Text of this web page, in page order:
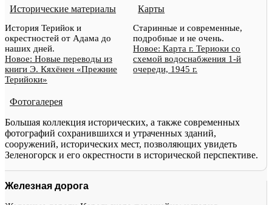
Исторические материалы
История Терийок и
окрестностей от Адама до
наших дней.
Новое: Новые переводы из
книги Э. Кяхёнен «Прежние
Терийоки»
Карты
Старинные и современные,
подробные и не очень.
Новое: Карта г. Териоки со
схемой водоснабжения 1-й
очереди, 1945 г.
Фотогалерея
Большая коллекция исторических, а также современных
фотографий сохранившихся и утраченных зданий,
сооружений, исторических мест, позволяющих увидеть
Зеленогорск и его окрестности в исторической перспективе.
Железная дорога